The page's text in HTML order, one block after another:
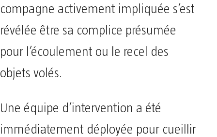
compagne activement impliquée s’est
révélée être sa complice présumée
pour l’écoulement ou le recel des
objets volés.
​Une équipe d’intervention a été
immédiatement déployée pour cueillir